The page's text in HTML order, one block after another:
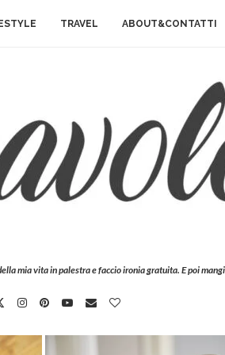
TRAVEL ABOUT&CONTATTI
mia vita in palestra e faccio ironia gratuita. E poi